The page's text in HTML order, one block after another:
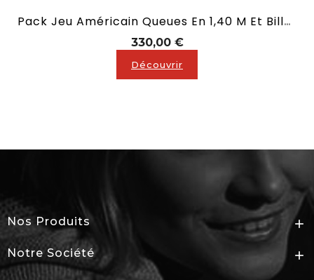
Pack Jeu Américain Queues En 1,40 M Et Billes En 57mm
330,00 €Prix
Découvrir
Nos Produits 
Notre Société 